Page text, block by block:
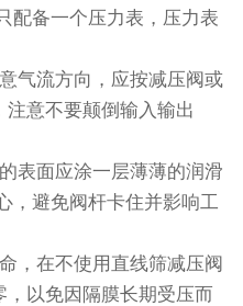
配备一个压力表，压力表
气流方向，应按减压阀或
意不要颠倒输入输出
表面应涂一层薄薄的润滑
，避免阀杆卡住并影响工
，在不使用直线筛减压阀
以免因隔膜长期受压而